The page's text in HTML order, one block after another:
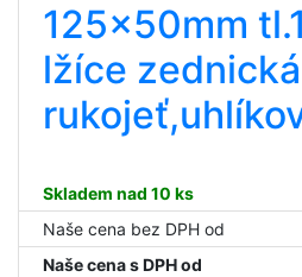
125x50mm
lžíce
Skladem nad 10 ks
Naše cena bez DPH od
Naše cena s DPH od